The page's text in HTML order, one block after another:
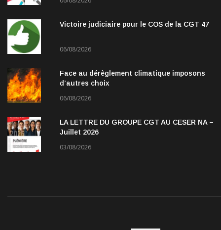
Victoire judiciaire pour le COS de la CGT 47
06/08/2026
Face au dérèglement climatique imposons
d’autres choix
06/08/2026
LA LETTRE DU GROUPE CGT AU CESER NA –
Juillet 2026
03/08/2026